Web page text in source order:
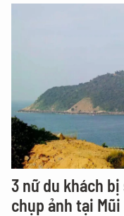
3 nữ du khách
chụp ảnh tại